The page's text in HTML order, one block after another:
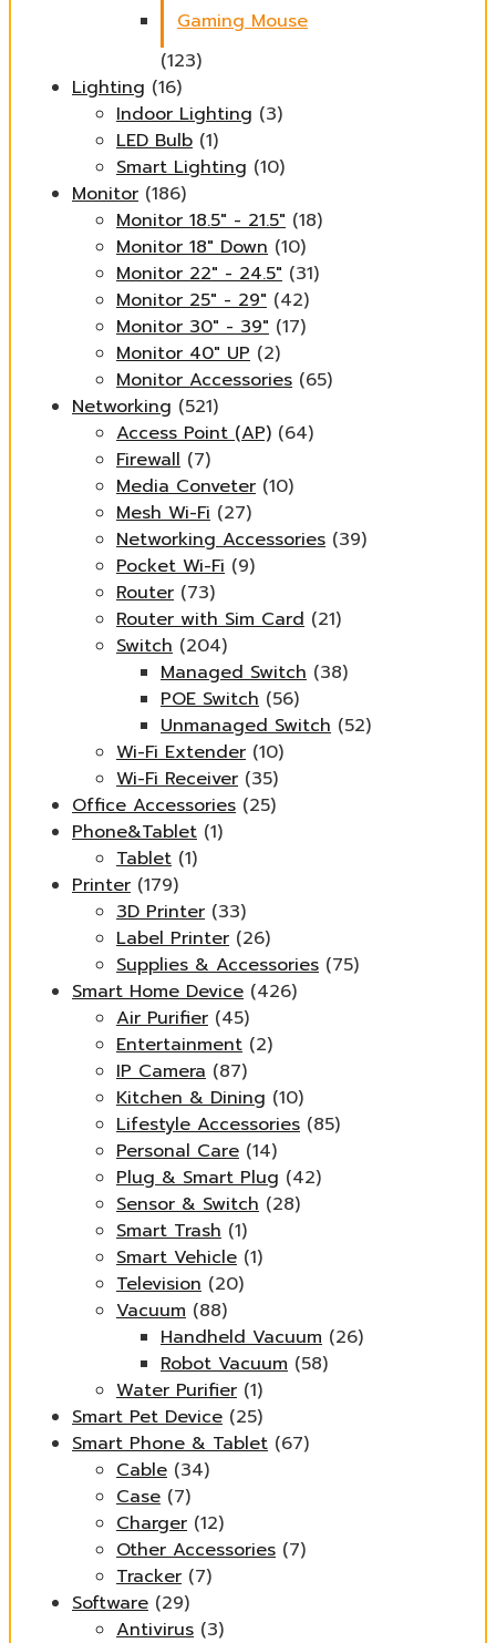
Gaming Mouse
(123)
Lighting (16)
Indoor Lighting (3)
LED Bulb (1)
Smart Lighting (10)
Monitor (186)
Monitor 18.5" - 21.5" (18)
Monitor 18" Down (10)
Monitor 22" - 24.5" (31)
Monitor 25" - 29" (42)
Monitor 30" - 39" (17)
Monitor 40" UP (2)
Monitor Accessories (65)
Networking (521)
Access Point (AP) (64)
Firewall (7)
Media Conveter (10)
Mesh Wi-Fi (27)
Networking Accessories (39)
Pocket Wi-Fi (9)
Router (73)
Router with Sim Card (21)
Switch (204)
Managed Switch (38)
POE Switch (56)
Unmanaged Switch (52)
Wi-Fi Extender (10)
Wi-Fi Receiver (35)
Office Accessories (25)
Phone&Tablet (1)
Tablet (1)
Printer (179)
3D Printer (33)
Label Printer (26)
Supplies & Accessories (75)
Smart Home Device (426)
Air Purifier (45)
Entertainment (2)
IP Camera (87)
Kitchen & Dining (10)
Lifestyle Accessories (85)
Personal Care (14)
Plug & Smart Plug (42)
Sensor & Switch (28)
Smart Trash (1)
Smart Vehicle (1)
Television (20)
Vacuum (88)
Handheld Vacuum (26)
Robot Vacuum (58)
Water Purifier (1)
Smart Pet Device (25)
Smart Phone & Tablet (67)
Cable (34)
Case (7)
Charger (12)
Other Accessories (7)
Tracker (7)
Software (29)
Antivirus (3)